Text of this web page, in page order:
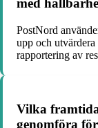
med
PostNord
upp och
rapportering av
Vilka
genomföra